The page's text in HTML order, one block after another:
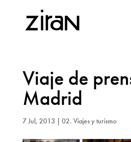
Viaje de
Madrid
7 Jul, 2013 | 02. Viajes y turismo